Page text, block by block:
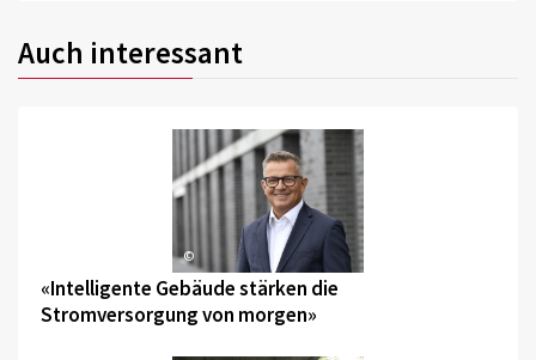
Auch interessant
©
«Intelligente Gebäude stärken die
Stromversorgung von morgen»